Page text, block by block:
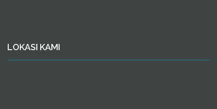
LOKASI KAMI